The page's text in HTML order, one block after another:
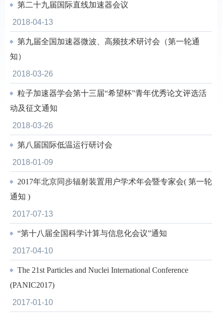
第二十九届国际直线加速器会议
2018-04-13
第九届全国加速器微波、高频技术研讨会（第一轮通
知）
2018-03-26
粒子加速器学会第十三届“希望杯”青年优秀论文评选活
动及征文通知
2018-03-26
第八届国际低温运行研讨会
2018-01-09
2017年北京同步辐射装置用户学术年会暨专家会( 第一轮
通知 )
2017-07-13
“第十八届全国科学计算与信息化会议”通知
2017-04-10
The 21st Particles and Nuclei International Conference
(PANIC2017)
2017-01-10